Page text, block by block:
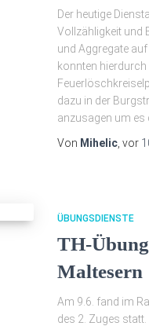
Der heutige
Vollzähligkeit und
und Aggregate
konnten
dazu in der
anzusagen um es
Von Mihelic , vor
ÜBUNGSDIENSTE
TH-
Maltesern
Am 9.6. fand im
des 2. Zuges